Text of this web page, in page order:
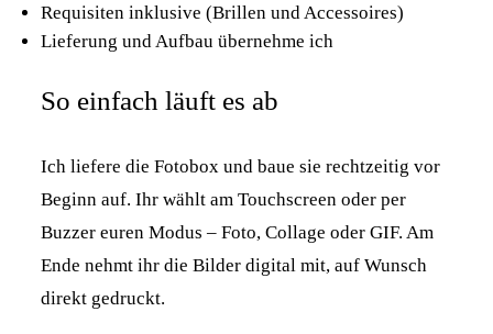
Requisiten inklusive (Brillen und Accessoires)
Lieferung und Aufbau übernehme ich
So einfach läuft es ab
Ich liefere die Fotobox und baue sie rechtzeitig vor
Beginn auf. Ihr wählt am Touchscreen oder per
Buzzer euren Modus – Foto, Collage oder GIF. Am
Ende nehmt ihr die Bilder digital mit, auf Wunsch
direkt gedruckt.